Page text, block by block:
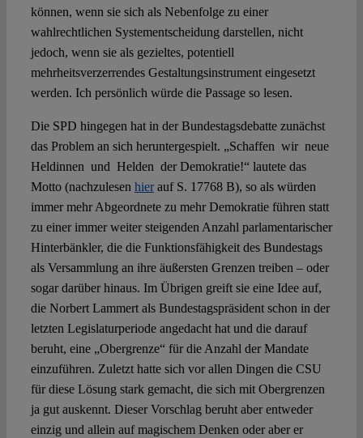
können, wenn sie sich als Nebenfolge zu einer
wahlrechtlichen Systementscheidung darstellen, nicht
jedoch, wenn sie als gezieltes, potentiell
mehrheitsverzerrendes Gestaltungsinstrument eingesetzt
werden. Ich persönlich würde die Passage so lesen.
Die SPD hingegen hat in der Bundestagsdebatte zunächst
das Problem an sich heruntergespielt. „Schaffen wir neue
Heldinnen und Helden der Demokratie!“ lautete das
Motto (nachzulesen hierauf S. 17768 B), so als würden
immer mehr Abgeordnete zu mehr Demokratie führen statt
zu einer immer weiter steigenden Anzahl parlamentarischer
Hinterbänkler, die die Funktionsfähigkeit des Bundestags
als Versammlung an ihre äußersten Grenzen treiben – oder
sogar darüber hinaus. Im Übrigen greift sie eine Idee auf,
die Norbert Lammert als Bundestagspräsident schon in der
letzten Legislaturperiode angedacht hat und die darauf
beruht, eine „Obergrenze“ für die Anzahl der Mandate
einzuführen. Zuletzt hatte sich vor allen Dingen die CSU
für diese Lösung stark gemacht, die sich mit Obergrenzen
ja gut auskennt. Dieser Vorschlag beruht aber entweder
einzig und allein auf magischem Denken oder aber er